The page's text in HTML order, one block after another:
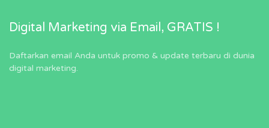
Digital Marketing via Email, GRATIS !
Daftarkan email Anda untuk promo & update terbaru di dunia
digital marketing.